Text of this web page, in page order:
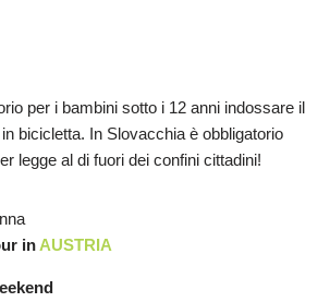
per i bambini sotto i 12 anni indossare il
bicicletta. In Slovacchia è obbligatorio
legge al di fuori dei confini cittadini!
in AUSTRIA